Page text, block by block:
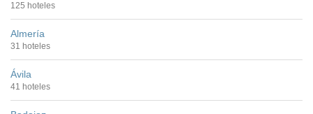
125 hoteles
Almería
31 hoteles
Ávila
41 hoteles